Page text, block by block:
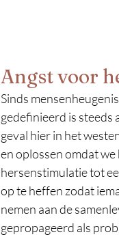
Angst voor
Sinds
gedefinieerd is steeds
geval hier in het
en oplossen omdat
hersenstimulatie tot
op te heffen zodat
nemen aan de
gepropageerd als